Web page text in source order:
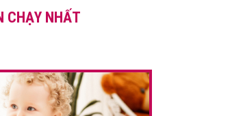
mẹ ngay cả khi mang bầu,
CHẠY NHẤT